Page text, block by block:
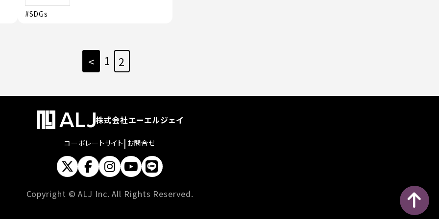
#SDGs
< 1 2
株式会社エーエルジェイ
コーポレートサイト | お問合せ
Copyright © ALJ Inc. All Rights Reserved.